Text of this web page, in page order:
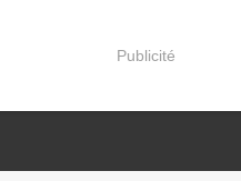
Publicité